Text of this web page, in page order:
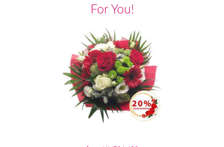
For You!